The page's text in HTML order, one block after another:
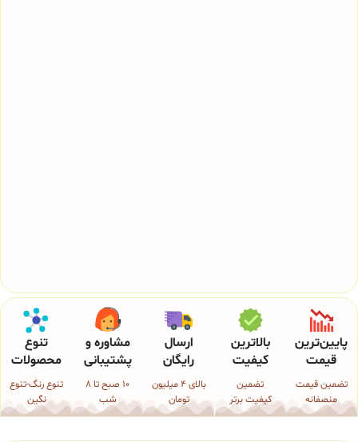
پایین‌ترین
قیمت
تضمین قیمت
منصفانه
بالاترین
کیفیت
تضمین
کیفیت برتر
ارسال
رایگان
بالای 4 میلیون
تومان
مشاوره و
پشتیبانی
10 صبح تا 8
شب
تنوع
محصولات
تنوع رنگ-تنوع
نگین